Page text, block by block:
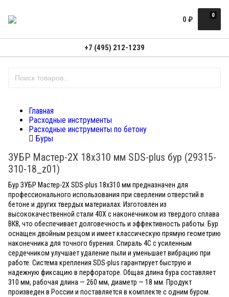
0
0 ₽
+7 (495) 212-1239
Главная
Расходные инструменты
Расходные инструменты по бетону
Буры
ЗУБР Мастер-2Х 18x310 мм SDS-plus бур (29315-
310-18_z01)
Бур ЗУБР Мастер-2Х SDS-plus 18x310 мм предназначен для
профессионального использования при сверлении отверстий в
бетоне и других твердых материалах. Изготовлен из
высококачественной стали 40Х с наконечником из твердого сплава
ВК8, что обеспечивает долговечность и эффективность работы. Бур
оснащен двойным резцом и имеет классическую прямую геометрию
наконечника для точного бурения. Спираль 4С с усиленным
сердечником улучшает удаление пыли и уменьшает вибрацию при
работе. Система крепления SDS-plus гарантирует быструю и
надежную фиксацию в перфораторе. Общая длина бура составляет
310 мм, рабочая длина — 260 мм, диаметр — 18 мм. Продукт
произведен в России и поставляется в комплекте с одним буром.